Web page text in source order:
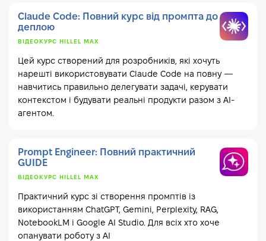
Claude Code: Повний курс від промпта до
деплою
ВІДЕОКУРС HILLEL MAX
Цей курс створений для розробників, які хочуть
нарешті використовувати Claude Code на повну —
навчитись правильно делегувати задачі, керувати
контекстом і будувати реальні продукти разом з AI-
агентом.
Prompt Engineer: Повний практичний
GUIDE
ВІДЕОКУРС HILLEL MAX
Практичний курс зі створення промптів із
використанням ChatGPT, Gemini, Perplexity, RAG,
NotebookLM і Google AI Studio. Для всіх хто хоче
опанувати роботу з AI